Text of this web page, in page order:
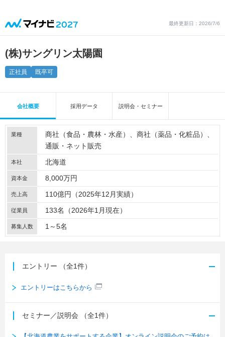
最終更新日：2026/7/6
(株)サングリン太陽園
正社員 既卒可
会社概要 採用データ 説明会・セミナー
業種 商社（食品・農林・水産）
商社（薬品・化粧品）
通販・ネット販売
本社 北海道
資本金 8,000万円
売上高 110億円（2025年12月実績）
従業員 133名（2026年1月現在）
募集人数 1～5名
エントリー （全1件）
エントリーはこちらから
セミナー／説明会 （全1件）